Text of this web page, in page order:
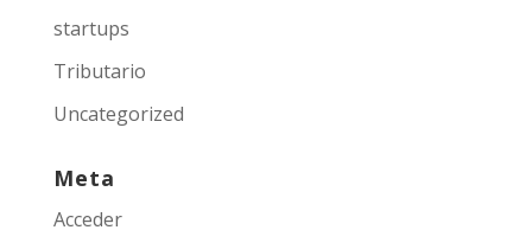
startups
Tributario
Uncategorized
Meta
Acceder